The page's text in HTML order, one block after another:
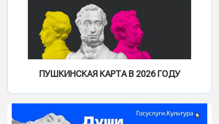
ПУШКИНСКАЯ КАРТА В 2026 ГОДУ